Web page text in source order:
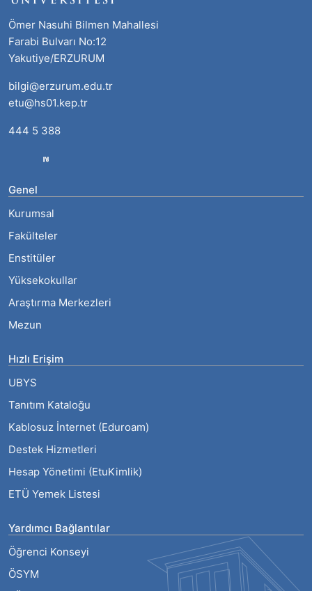
Ömer Nasuhi Bilmen Mahallesi
Farabi Bulvarı No:12
Yakutiye/ERZURUM
bilgi@erzurum.edu.tr
etu@hs01.kep.tr
444 5 388
Genel
Kurumsal
Fakülteler
Enstitüler
Yüksekokullar
Araştırma Merkezleri
Mezun
Hızlı Erişim
UBYS
Tanıtım Kataloğu
Kablosuz İnternet (Eduroam)
Destek Hizmetleri
Hesap Yönetimi (EtuKimlik)
ETÜ Yemek Listesi
Yardımcı Bağlantılar
Öğrenci Konseyi
ÖSYM